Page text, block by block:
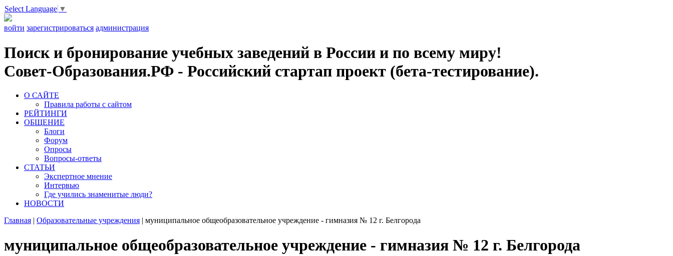
Select Language ▼
войти зарегистрироваться администрация
Поиск и бронирование учебных заведений в России и по всему миру!
Совет-Образования.РФ - Российский стартап проект (бета-тестирование).
О САЙТЕ
Правила работы с сайтом
РЕЙТИНГИ
ОБЩЕНИЕ
Блоги
Форум
Опросы
Вопросы-ответы
СТАТЬИ
Экспертное мнение
Интервью
Где учились знаменитые люди?
НОВОСТИ
Главная | Образовательные учреждения | муниципальное общеобразовательное учреждение - гимназия № 12 г. Белгорода
муниципальное общеобразовательное учреждение - гимназия № 12 г. Белгорода